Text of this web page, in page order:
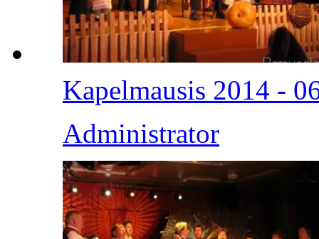
Kapelmausis 2014 -
Administrator